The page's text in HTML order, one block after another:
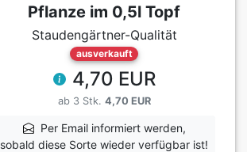
Pflanze im 0,5l Topf
Staudengärtner-Qualität
ausverkauft
4,70 EUR
ab 3 Stk. 4,70 EUR
Per Email informiert werden,
sobald diese Sorte wieder verfügbar ist!